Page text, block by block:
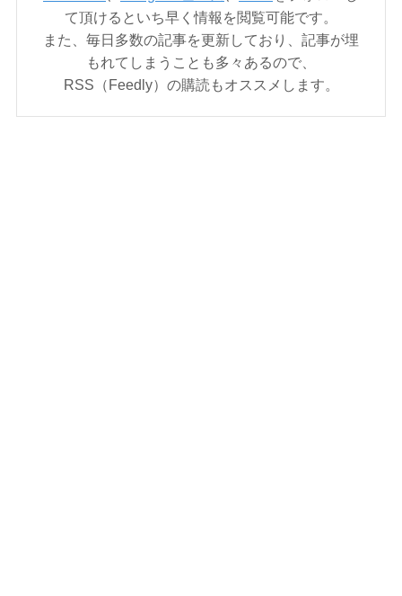
て頂けるといち早く情報を閲覧可能です。
また、毎日多数の記事を更新しており、記事が埋
もれてしまうことも多々あるので、
RSS（Feedly）の購読もオススメします。